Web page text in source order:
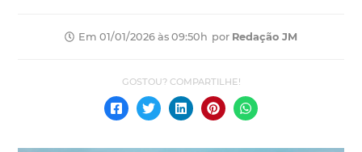
Em 01/01/2026 às 09:50h por Redação JM